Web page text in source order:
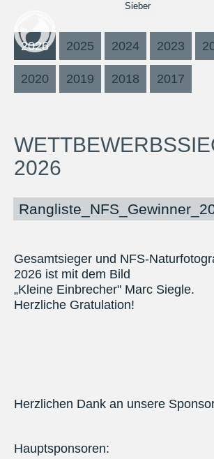
Sieber
2026 2025 2024 2023
2020 2019 2018 2017
2026
Gesamtsieger und NFS-
2026 ist mit dem Bild
„Kleine Einbrecher" Marc Siegle.
Herzliche Gratulation!
Herzlichen Dank an unsere
Hauptsponsoren: